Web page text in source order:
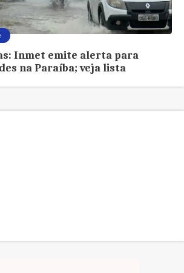
Inmet emite alerta para
na Paraíba; veja lista